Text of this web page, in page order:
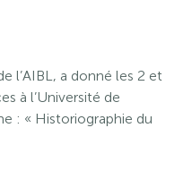
l’AIBL, a donné les 2 et
à l’Université de
: « Historiographie du